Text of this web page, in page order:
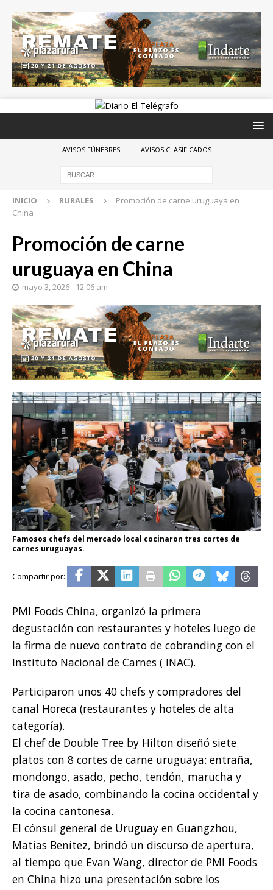
AVISOS FÚNEBRES AVISOS CLASIFICADOS
INICIO RURALES
Promoción de carne uruguaya en
China
Promoción de carne
uruguaya en China
mayo 3, 2026 - 12:06 am
Famosos chefs del mercado local cocinaron tres cortes de
carnes uruguayas.
PMI Foods China, organizó la primera
degustación con restaurantes y hoteles luego de
la firma de nuevo contrato de cobranding con el
Instituto Nacional de Carnes ( INAC).
Participaron unos 40 chefs y compradores del
canal Horeca (restaurantes y hoteles de alta
categoría).
El chef de Double Tree by Hilton diseñó siete
platos con 8 cortes de carne uruguaya: entraña,
mondongo, asado, pecho, tendón, marucha y
tira de asado, combinando la cocina occidental y
la cocina cantonesa.
El cónsul general de Uruguay en Guangzhou,
Matías Benítez, brindó un discurso de apertura,
al tiempo que Evan Wang, director de PMI Foods
en China hizo una presentación sobre los